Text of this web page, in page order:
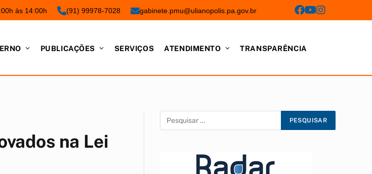
às 14:00h (91) 99978-7028 gabinete.pmu@ulianopolis.pa.gov.br
PUBLICAÇÕES SERVIÇOS ATENDIMENTO TRANSPARÊNCIA
na Lei